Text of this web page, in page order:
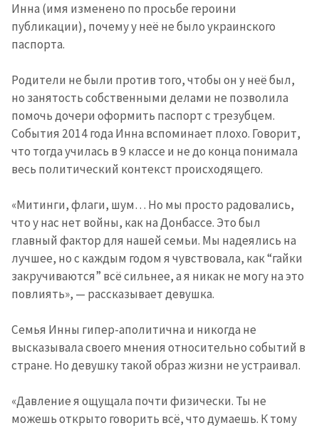
Инна (имя изменено по просьбе героини
публикации), почему у неё не было украинского
паспорта.
Родители не были против того, чтобы он у неё был,
но занятость собственными делами не позволила
помочь дочери оформить паспорт с трезубцем.
События 2014 года Инна вспоминает плохо. Говорит,
что тогда училась в 9 классе и не до конца понимала
весь политический контекст происходящего.
«Митинги, флаги, шум… Но мы просто радовались,
что у нас нет войны, как на Донбассе. Это был
главный фактор для нашей семьи. Мы надеялись на
лучшее, но с каждым годом я чувствовала, как “гайки
закручиваются” всё сильнее, а я никак не могу на это
повлиять», — рассказывает девушка.
Семья Инны гипер-аполитична и никогда не
высказывала своего мнения относительно событий в
стране. Но девушку такой образ жизни не устраивал.
«Давление я ощущала почти физически. Ты не
можешь открыто говорить всё, что думаешь. К тому